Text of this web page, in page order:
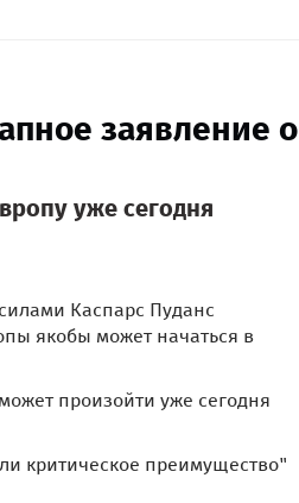
заявление о
уже сегодня
Каспарс Пуданс
якобы может начаться в
произойти уже сегодня
критическое преимущество"